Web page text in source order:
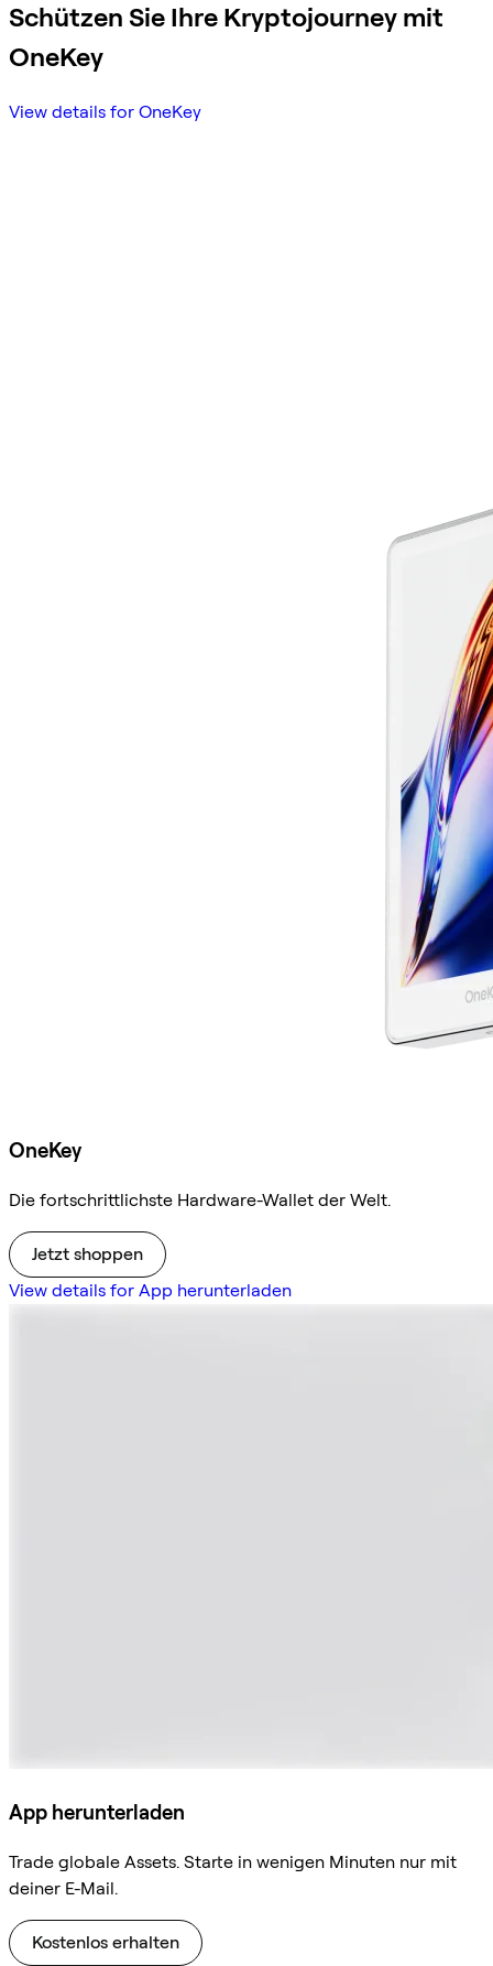
Schützen Sie Ihre Kryptojourney mit
OneKey
View details for OneKey
OneKey
Die fortschrittlichste Hardware-Wallet der Welt.
Jetzt shoppen
View details for App herunterladen
App herunterladen
Trade globale Assets. Starte in wenigen Minuten nur mit
deiner E-Mail.
Kostenlos erhalten